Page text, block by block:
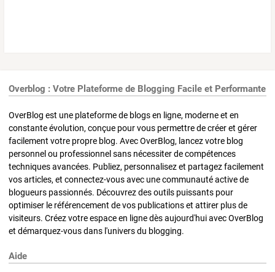
Overblog : Votre Plateforme de Blogging Facile et Performante
OverBlog est une plateforme de blogs en ligne, moderne et en
constante évolution, conçue pour vous permettre de créer et gérer
facilement votre propre blog. Avec OverBlog, lancez votre blog
personnel ou professionnel sans nécessiter de compétences
techniques avancées. Publiez, personnalisez et partagez facilement
vos articles, et connectez-vous avec une communauté active de
blogueurs passionnés. Découvrez des outils puissants pour
optimiser le référencement de vos publications et attirer plus de
visiteurs. Créez votre espace en ligne dès aujourd'hui avec OverBlog
et démarquez-vous dans l'univers du blogging.
Aide